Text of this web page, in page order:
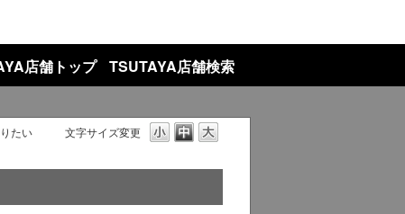
店舗トップ TSUTAYA店舗検索
文字サイズ変更
たい